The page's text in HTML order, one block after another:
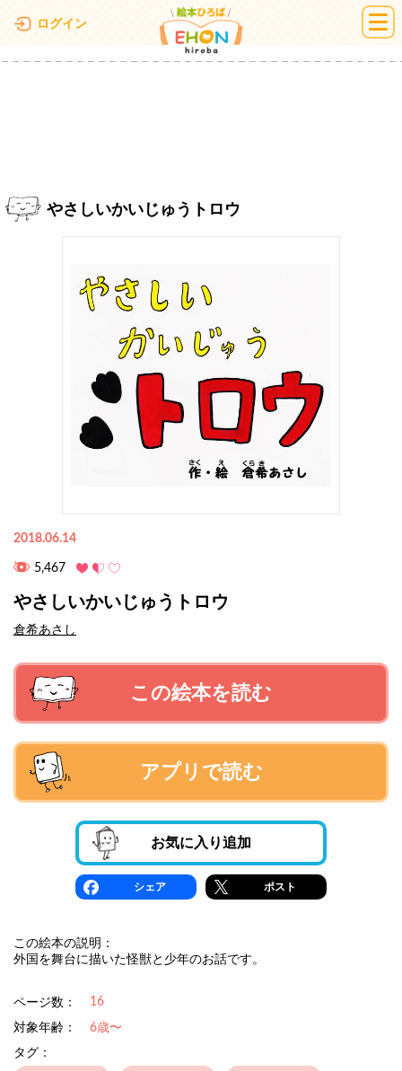
ログイン 絵本ひろば
やさしいかいじゅうトロウ
2018.06.14
5,467
やさしいかいじゅうトロウ
倉希あさし
この絵本を読む
アプリで読む
お気に入り追加
シェア ポスト
この絵本の説明：
外国を舞台に描いた怪獣と少年のお話です。
ページ数： 16
対象年齢：
6歳〜
タグ：